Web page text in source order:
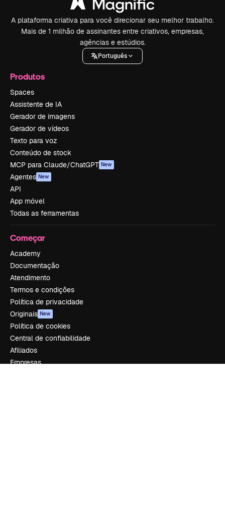
A plataforma criativa para você direcionar seu melhor trabalho.
Mais de 1 milhão de assinantes entre criativos, empresas,
agências e estúdios.
Português
Produtos
Spaces
Assistente de IA
Gerador de imagens
Gerador de vídeos
Texto para voz
Conteúdo de stock
MCP para Claude/ChatGPT New
Agentes New
API
App móvel
Todas as ferramentas
Começar
Academy
Documentação
Atendimento
Termos e condições
Política de privacidade
Originais New
Política de cookies
Central de confiabilidade
Afiliados
Empresas